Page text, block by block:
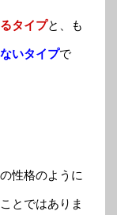
タイプと、も
いタイプで
性格のように
とではありま